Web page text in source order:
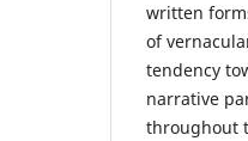
written
of
tendency
narrative
throughout